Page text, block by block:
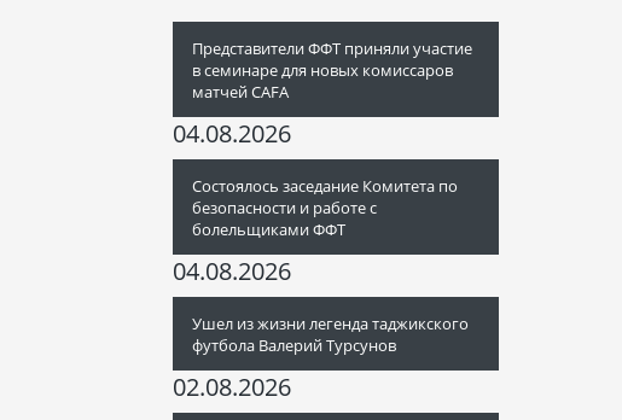
Представители ФФТ приняли участие
в семинаре для новых комиссаров
матчей CAFA
04.08.2026
Состоялось заседание Комитета по
безопасности и работе с
болельщиками ФФТ
04.08.2026
Ушел из жизни легенда таджикского
футбола Валерий Турсунов
02.08.2026